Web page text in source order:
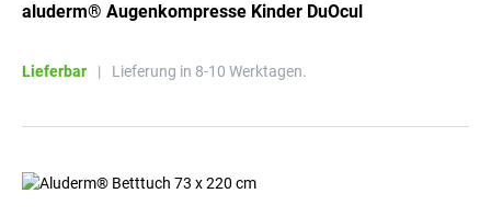
aluderm® Augenkompresse Kinder DuOcul
Lieferbar | Lieferung in 8-10 Werktagen.